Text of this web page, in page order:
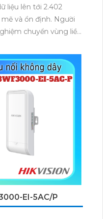
liệu lên tới 2.402
và ổn định. Người
chuyển vùng liền
EI-5AC/P